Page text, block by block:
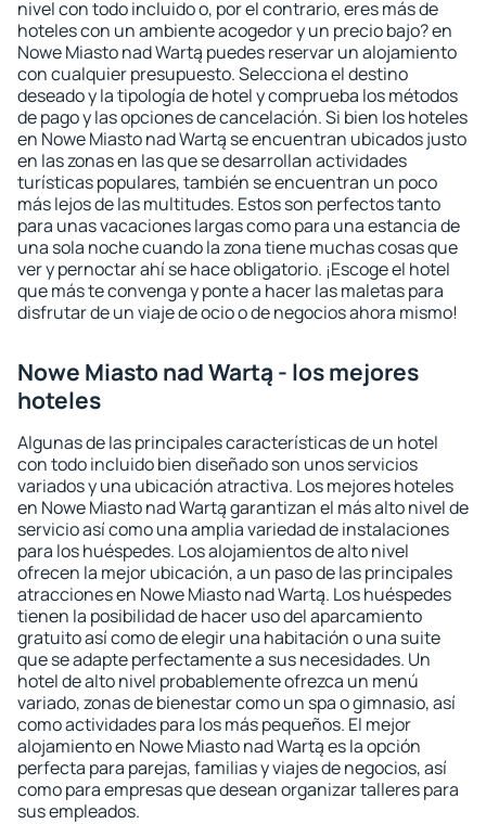
nivel con todo incluido o, por el contrario, eres más de
hoteles con un ambiente acogedor y un precio bajo? en
Nowe Miasto nad Wartą puedes reservar un alojamiento
con cualquier presupuesto. Selecciona el destino
deseado y la tipología de hotel y comprueba los métodos
de pago y las opciones de cancelación. Si bien los hoteles
en Nowe Miasto nad Wartą se encuentran ubicados justo
en las zonas en las que se desarrollan actividades
turísticas populares, también se encuentran un poco
más lejos de las multitudes. Estos son perfectos tanto
para unas vacaciones largas como para una estancia de
una sola noche cuando la zona tiene muchas cosas que
ver y pernoctar ahí se hace obligatorio. ¡Escoge el hotel
que más te convenga y ponte a hacer las maletas para
disfrutar de un viaje de ocio o de negocios ahora mismo!
Nowe Miasto nad Wartą - los mejores
hoteles
Algunas de las principales características de un hotel
con todo incluido bien diseñado son unos servicios
variados y una ubicación atractiva. Los mejores hoteles
en Nowe Miasto nad Wartą garantizan el más alto nivel de
servicio así como una amplia variedad de instalaciones
para los huéspedes. Los alojamientos de alto nivel
ofrecen la mejor ubicación, a un paso de las principales
atracciones en Nowe Miasto nad Wartą. Los huéspedes
tienen la posibilidad de hacer uso del aparcamiento
gratuito así como de elegir una habitación o una suite
que se adapte perfectamente a sus necesidades. Un
hotel de alto nivel probablemente ofrezca un menú
variado, zonas de bienestar como un spa o gimnasio, así
como actividades para los más pequeños. El mejor
alojamiento en Nowe Miasto nad Wartą es la opción
perfecta para parejas, familias y viajes de negocios, así
como para empresas que desean organizar talleres para
sus empleados.